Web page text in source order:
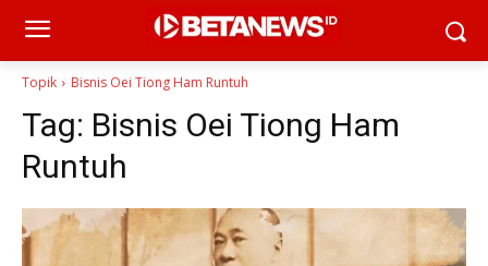
Topik Bisnis Oei Tiong Ham Runtuh
Tag: Bisnis Oei Tiong Ham
Runtuh